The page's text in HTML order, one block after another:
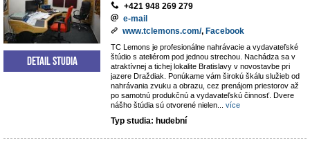
+421 948 269 279
e-mail
www.tclemons.com/, Facebook
TC Lemons je profesionálne nahrávacie a vydavateľské
štúdio s ateliérom pod jednou strechou. Nachádza sa v
atraktívnej a tichej lokalite Bratislavy v novostavbe pri
jazere Draždiak. Ponúkame vám širokú škálu služieb od
nahrávania zvuku a obrazu, cez prenájom priestorov až
po samotnú produkčnú a vydavateľskú činnosť. Dvere
nášho štúdia sú otvorené nielen
více
Typ studia: hudební
Detail studia